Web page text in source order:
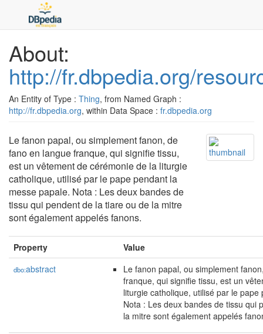
About:
http://fr.dbpedia.org/
An Entity of Type : Thing, from Named Graph :
http://fr.dbpedia.org, within Data Space : fr.dbpedia.org
Le fanon papal, ou simplement fanon, de
fano en langue franque, qui signifie tissu,
est un vêtement de cérémonie de la liturgie
catholique, utilisé par le pape pendant la
messe papale. Nota : Les deux bandes de
tissu qui pendent de la tiare ou de la mitre
sont également appelés fanons.
Property Value
dbo:abstract
Le fanon papal, ou simplement
franque, qui signifie tissu, est un
liturgie catholique, utilisé par le
Nota : Les deux bandes de tissu qui
la mitre sont également appelés